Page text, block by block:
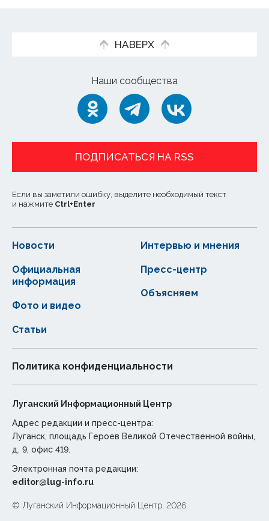
НАВЕРХ
Наши сообщества
ПОДПИСАТЬСЯ НА RSS
Если вы заметили ошибку, выделите необходимый текст
и нажмите Ctrl+Enter
Новости
Статьи
Официальная
информация
Интервью и мнения
Фото и видео
Пресс-центр
Объясняем
Политика конфиденциальности
Луганский Информационный Центр
Адрес редакции и пресс-центра:
Луганск, площадь Героев Великой Отечественной войны,
д. 9, офис 419.
Электронная почта редакции:
editor@lug-info.ru
© Луганский Информационный Центр, 2026